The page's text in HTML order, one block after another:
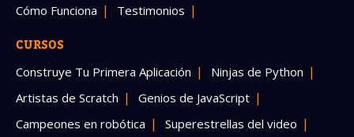
Cómo Funciona Testimonios
CURSOS
Construye Tu Primera Aplicación
Ninjas de Python
Artistas de Scratch
Genios de JavaScript
Campeones en robótica
Superestrellas del video